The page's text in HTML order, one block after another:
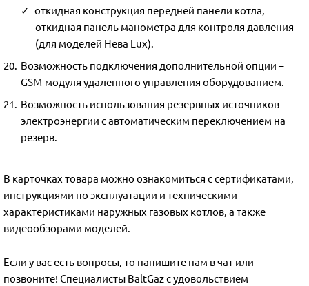
откидная конструкция передней панели котла,
откидная панель манометра для контроля давления
(для моделей Нева Lux).
Возможность подключения дополнительной опции –
GSM-модуля удаленного управления оборудованием.
Возможность использования резервных источников
электроэнергии с автоматическим переключением на
резерв.
В карточках товара можно ознакомиться с сертификатами,
инструкциями по эксплуатации и техническими
характеристиками наружных газовых котлов, а также
видеообзорами моделей.
Если у вас есть вопросы, то напишите нам в чат или
позвоните! Специалисты BaltGaz с удовольствием